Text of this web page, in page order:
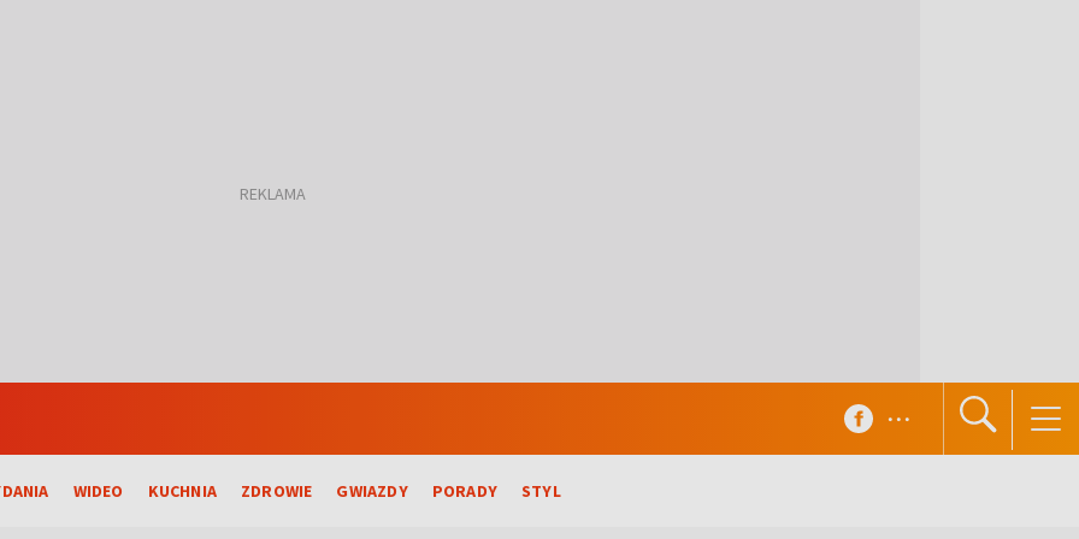
WIDEO KUCHNIA ZDROWIE GWIAZDY PORADY STYL
...